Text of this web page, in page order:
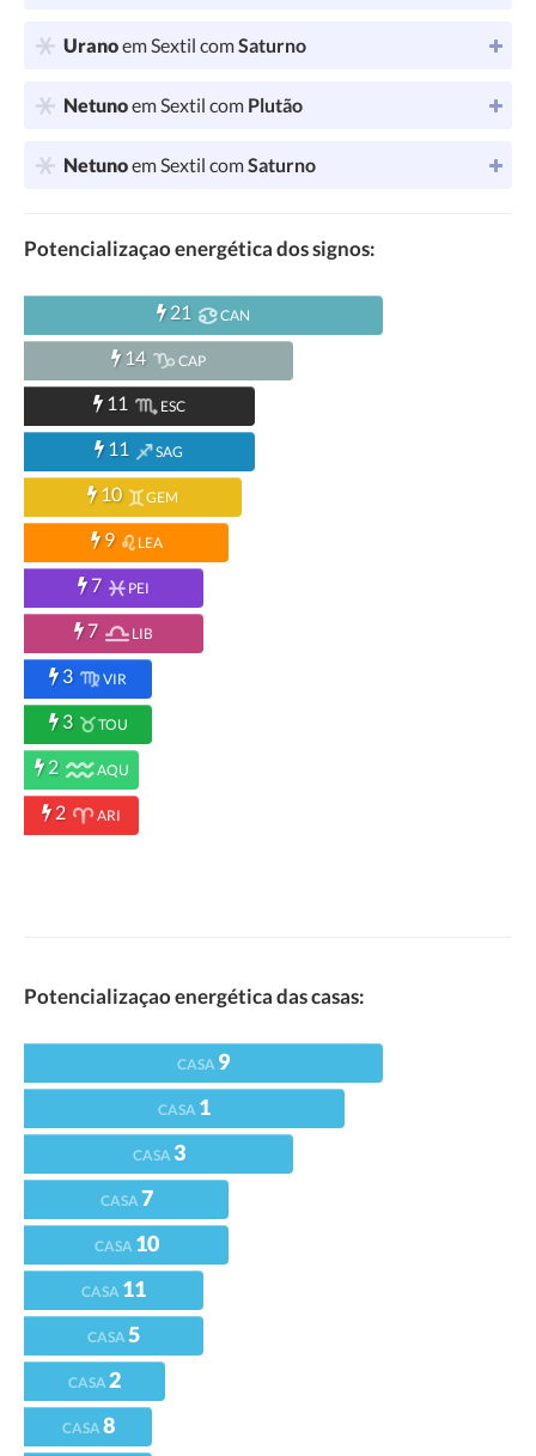
Uranoem Sextil comSaturno
Netunoem Sextil com Plutão
Netunoem Sextil comSaturno
Potencializaçao energética dos signos:
21 CAN
14 CAP
11 ESC
11 SAG
10 GEM
9 LEA
7 PEI
7 LIB
3 VIR
3 TOU
2 AQU
2 ARI
Potencializaçao energética das casas:
CASA 9
CASA 1
CASA 3
CASA7
CASA 10
CASA 11
CASA5
CASA2
CASA8